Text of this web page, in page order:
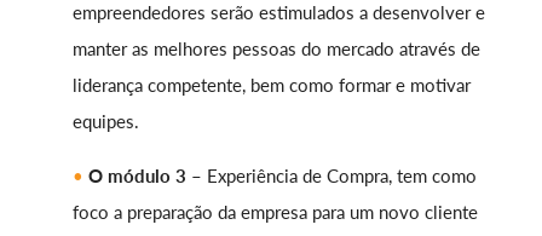
empreendedores serão estimulados a desenvolver e
manter as melhores pessoas do mercado através de
liderança competente, bem como formar e motivar
equipes.
O módulo 3 – Experiência de Compra, tem como
foco a preparação da empresa para um novo cliente